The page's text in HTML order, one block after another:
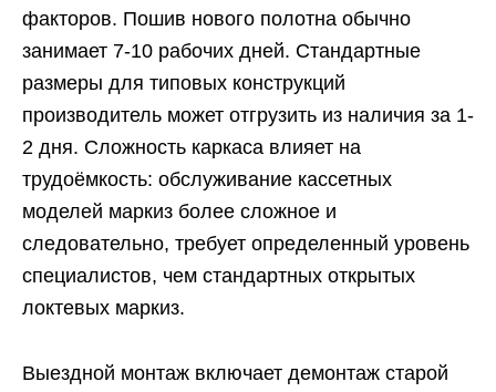
факторов. Пошив нового полотна обычно
занимает 7-10 рабочих дней. Стандартные
размеры для типовых конструкций
производитель может отгрузить из наличия за 1-
2 дня. Сложность каркаса влияет на
трудоёмкость: обслуживание кассетных
моделей маркиз более сложное и
следовательно, требует определенный уровень
специалистов, чем стандартных открытых
локтевых маркиз.
Выездной монтаж включает демонтаж старой